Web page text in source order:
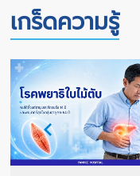
เกร็ดความรู้